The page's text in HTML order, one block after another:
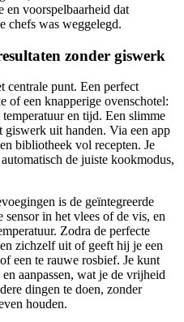
en voorspelbaarheid dat
chefs was weggelegd.
zonder giswerk
centrale punt. Een perfect
of een knapperige ovenschotel:
en tijd. Een slimme
giswerk uit handen. Via een app
bibliotheek vol recepten. Je
de juiste kookmodus,
is de geïntegreerde
sensor in het vlees of de vis, en
Zodra de perfecte
zichzelf uit of geeft hij je een
een te rauwe rosbief. Je kunt
aanpassen, wat je de vrijheid
dingen te doen, zonder
houden.